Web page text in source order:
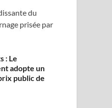
du
prisée par
: Le
adopte un
public de